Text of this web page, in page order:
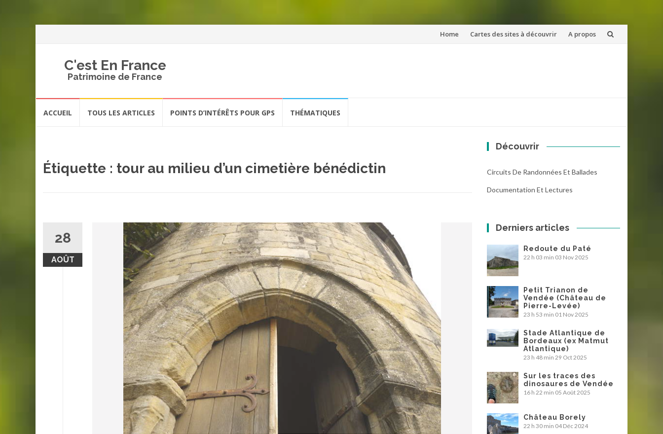
Aller
Home Cartes des sites à découvrir A propos
C'est En France
Patrimoine de France
ACCUEIL TOUS LES ARTICLES POINTS D’INTÉRÊTS POUR GPS THÉMATIQUES
Étiquette : tour au milieu d’un cimetière bénédictin
28
AOÛT
Découvrir
Circuits De Randonnées Et Ballades
Documentation Et Lectures
Derniers articles
Redoute du Paté
22 h 03 min 03 Nov 2025
Petit Trianon de
Vendée (Château de
Pierre-Levée)
23 h 53 min 01 Nov 2025
Stade Atlantique de
Bordeaux (ex Matmut
Atlantique)
23 h 48 min 29 Oct 2025
Sur les traces des
dinosaures de Vendée
16 h 22 min 05 Août 2025
Château Borely
22 h 30 min 04 Déc 2024